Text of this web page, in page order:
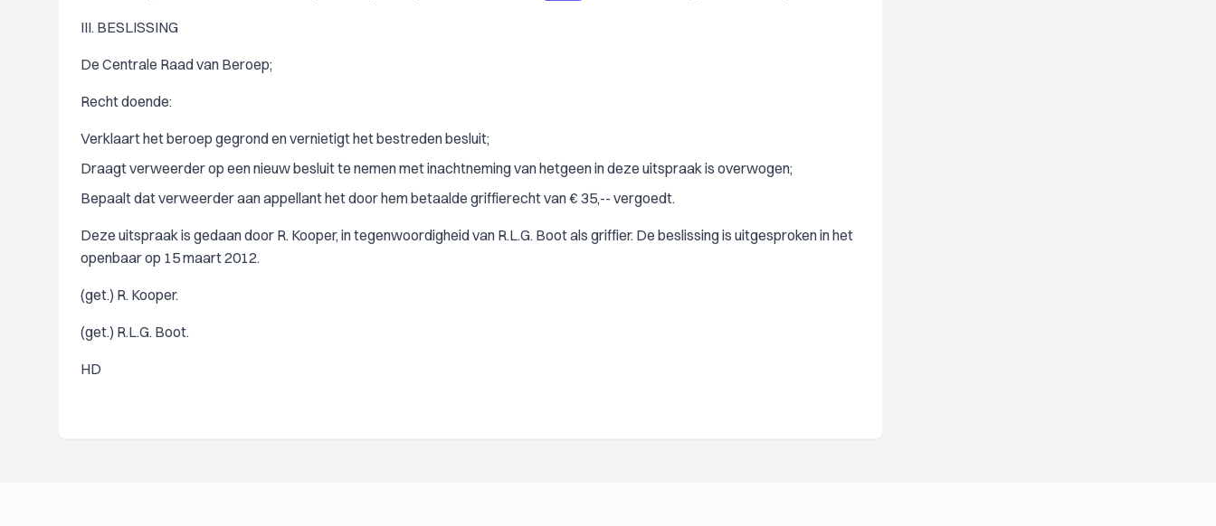
III. BESLISSING
De Centrale Raad van Beroep;
Recht doende:
Verklaart het beroep gegrond en vernietigt het bestreden besluit;
Draagt verweerder op een nieuw besluit te nemen met inachtneming van hetgeen in deze uitspraak is overwogen;
Bepaalt dat verweerder aan appellant het door hem betaalde griffierecht van € 35,-- vergoedt.
Deze uitspraak is gedaan door R. Kooper, in tegenwoordigheid van R.L.G. Boot als griffier. De beslissing is uitgesproken in het
openbaar op 15 maart 2012.
(get.) R. Kooper.
(get.) R.L.G. Boot.
HD